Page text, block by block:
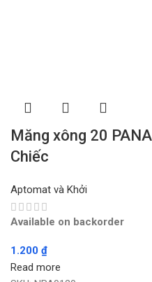
Măng xông 20
Chiếc
Aptomat và Khởi
Available on backorder
1.200 ₫
Read more